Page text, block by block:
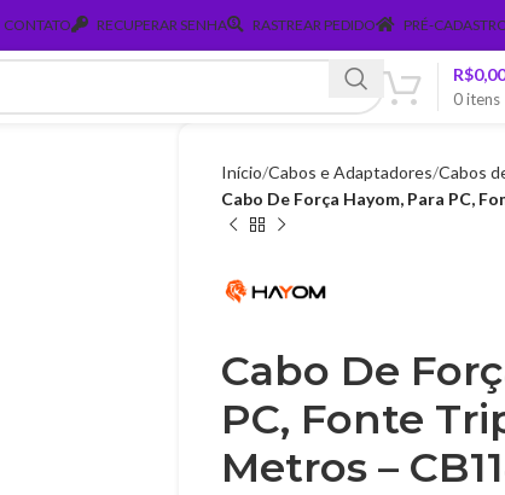
CONTATO RECUPERAR SENHA RASTREAR PEDIDO PRÉ-
0itens
R$0,00
Início Cabos e Adaptadores Cabos
Cabo De Força Hayom, Para PC,
Cabo De
PC, Fonte
Metros –